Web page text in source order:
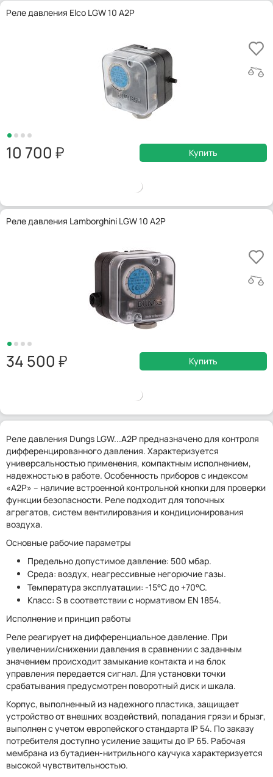
Реле давления Elco LGW 10 A2P
10 700 Купить
Реле давления Lamborghini LGW 10 A2P
34 500 Купить
Реле давления Dungs LGW...A2P предназначено для контроля
дифференцированного давления. Характеризуется
универсальностью применения, компактным исполнением,
надежностью в работе. Особенность приборов с индексом
«А2Р» – наличие встроенной контрольной кнопки для проверки
функции безопасности. Реле подходит для топочных
агрегатов, систем вентилирования и кондиционирования
воздуха.
Основные рабочие параметры
Предельно допустимое давление: 500 мбар.
Среда: воздух, неагрессивные негорючие газы.
Температура эксплуатации: -15°C до +70°C.
Класс: S в соответствии с нормативом EN 1854.
Исполнение и принцип работы
Реле реагирует на дифференциальное давление. При
увеличении/снижении давления в сравнении с заданным
значением происходит замыкание контакта и на блок
управления передается сигнал. Для установки точки
срабатывания предусмотрен поворотный диск и шкала.
Корпус, выполненный из надежного пластика, защищает
устройство от внешних воздействий, попадания грязи и брызг,
выполнен с учетом европейского стандарта IP 54. По заказу
потребителя доступно усиление защиты до IP 65. Рабочая
мембрана из бутадиен-нитрильного каучука характеризуется
высокой чувствительностью.